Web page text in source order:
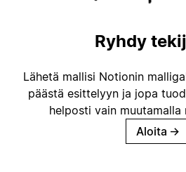
Ryhdy
Lähetä mallisi Notionin
päästä esittelyyn ja jopa
helposti vain muutamalla
Aloita →